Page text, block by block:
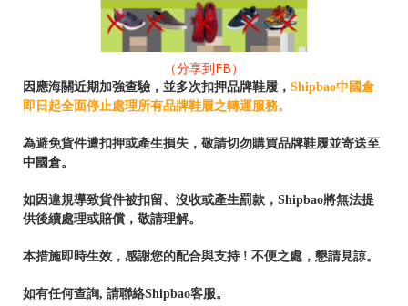
（分享到FB）
因應海關近期加強查驗，並多次扣押品牌鞋履， Shipbao中國倉
即日起全面停止處理所有品牌鞋履之轉運服務。
為避免貨件遭扣押或產生損失，敬請切勿購買品牌鞋履並寄送至
中國倉。
如因違規導致貨件被扣留、沒收或產生罰款，Shipbao將無法提
供後續處理或賠償，敬請理解。
本措施即時生效，感謝您的配合與支持 ! 不便之處，懇請見諒。
如有任何查詢, 請聯絡Shipbao客服。